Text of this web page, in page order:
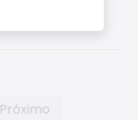
Próximo